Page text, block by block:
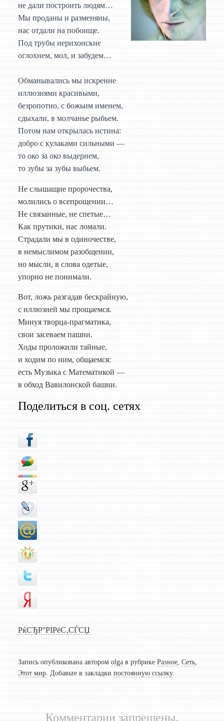
не дали построить людям…
Мы проданы и разменяны,
нас отдали на побоище.
Под трубы иерихонские
оглохнем, мол, и забудем…
Обманывались мы искренне
иллюзиями красивыми,
безропотно, с божьим именем,
сдыхали, в молчанье рыбьем.
Потом нам открылась истина:
добро с кулаками сильными —
то око за око выдернем,
то зубы за зубы выбьем.
Не слышащие пророчества,
молились о всепрощении…
Не связанные, не спетые…
Как прутики, нас ломали.
Страдали мы в одиночестве,
в немыслимом разобщении,
но мысли, в слова одетые,
упорно не понимали.
Вот, ложь разгадав бескрайную,
с иллюзией мы прощаемся.
Минуя творца-прагматика,
свои засеваем пашни.
Ходы проложили тайные,
и ходим по ним, общаемся:
есть Музыка с Математикой —
в обход Вавилонской башни.
Поделиться в соц. сетях
РќСЂР°РІРёС‚СЃСЏ
Запись опубликована автором olgaв рубрике Разное, Сеть,
Этот мир. Добавьте в закладки постоянную ссылку.
Комментарии запрещены.